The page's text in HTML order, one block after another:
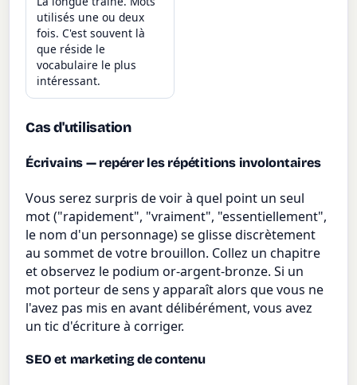
utilisés une ou deux
fois. C'est souvent là
que réside le
vocabulaire le plus
intéressant.
Cas d'utilisation
Écrivains — repérer les répétitions involontaires
Vous serez surpris de voir à quel point un seul
mot ("rapidement", "vraiment", "essentiellement",
le nom d'un personnage) se glisse discrètement
au sommet de votre brouillon. Collez un chapitre
et observez le podium or-argent-bronze. Si un
mot porteur de sens y apparaît alors que vous ne
l'avez pas mis en avant délibérément, vous avez
un tic d'écriture à corriger.
SEO et marketing de contenu